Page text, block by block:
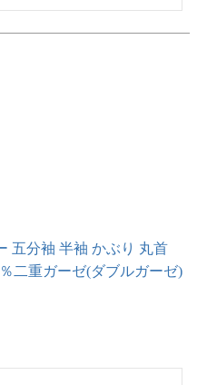
五分袖 半袖 かぶり 丸首
二重ガーゼ(ダブルガーゼ)